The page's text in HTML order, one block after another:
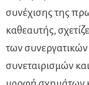
συνέχισης της
καθεαυτής,
των
συνεταιρισμών